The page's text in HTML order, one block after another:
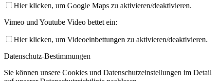
Hier klicken, um Google Maps zu aktivieren/deaktivieren.
Vimeo und Youtube Video bettet ein:
Hier klicken, um Videoeinbettungen zu aktivieren/deaktivieren.
Datenschutz-Bestimmungen
Sie können unsere Cookies und Datenschutzeinstellungen im Detail